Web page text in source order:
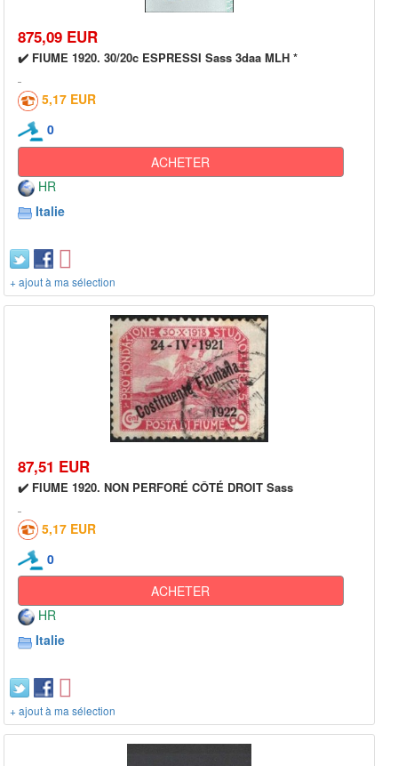
875,09 EUR
✔️ FIUME 1920. 30/20c ESPRESSI Sass 3daa MLH *
5,17 EUR
0
ACHETER
HR
Italie
+ ajout à ma sélection
87,51 EUR
✔️ FIUME 1920. NON PERFORÉ CÔTÉ DROIT Sass
5,17 EUR
0
ACHETER
HR
Italie
+ ajout à ma sélection